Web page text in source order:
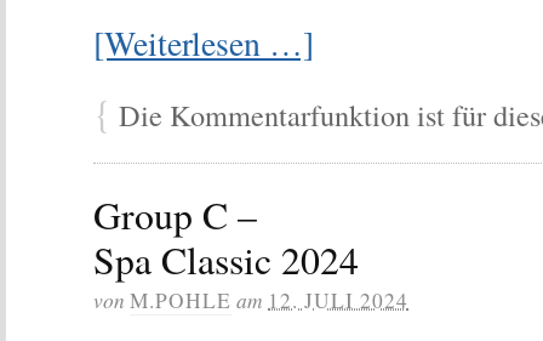
[Weiterlesen …]
{ Die Kommentarfunktion ist für
Group C –
Spa Classic 2024
von M.POHLE am 12. JULI 2024